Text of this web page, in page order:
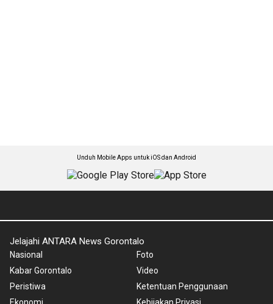
Unduh Mobile Apps untuk iOS dan Android
Jelajahi ANTARA News Gorontalo
Nasional
Kabar Gorontalo
Peristiwa
Ekonomi
Foto
Video
Ketentuan Penggunaan
Kebijakan Privasi